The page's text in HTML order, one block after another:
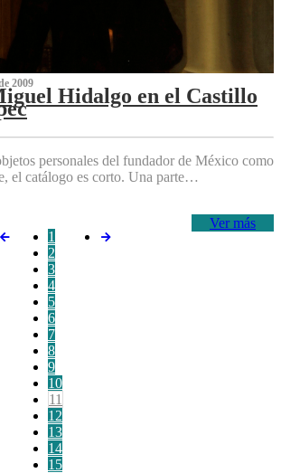
2009
Hidalgo en el Castillo
personales del fundador de México como
el catálogo es corto. Una parte…
Ver más
1
2
3
4
5
6
7
8
9
10
11
12
13
14
15